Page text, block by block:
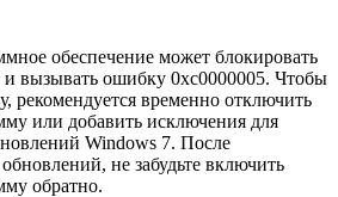
обеспечение может блокировать
и вызывать ошибку 0xc0000005. Чтобы
рекомендуется временно отключить
или добавить исключения для
Windows 7. После
не забудьте включить
обратно.